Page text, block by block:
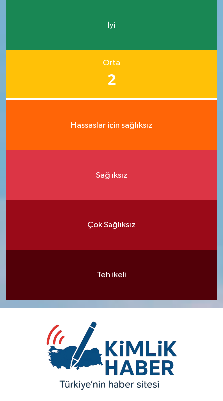
İyi
Orta
2
Hassaslar için sağlıksız
Sağlıksız
Çok Sağlıksız
Tehlikeli